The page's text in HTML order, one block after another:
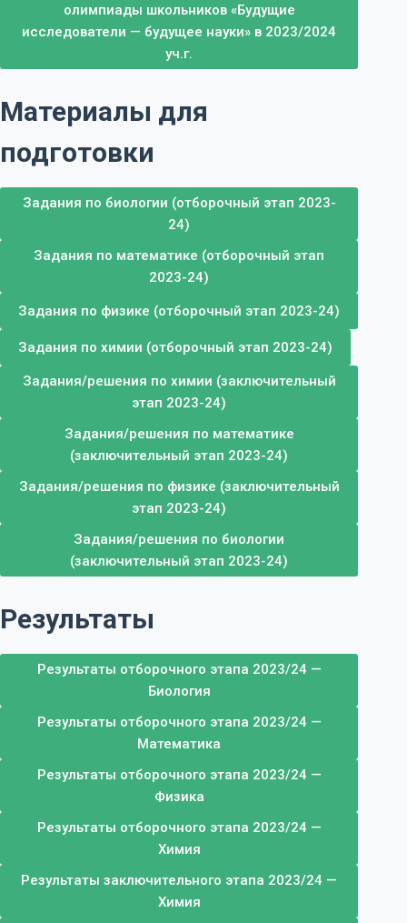
олимпиады школьников «Будущие
исследователи — будущее науки» в 2023/2024
уч.г.
Материалы для
подготовки
Задания по биологии (отборочный этап 2023-
24)
Задания по математике (отборочный этап
2023-24)
Задания по физике (отборочный этап 2023-24)
Задания по химии (отборочный этап 2023-24)
Задания/решения по химии (заключительный
этап 2023-24)
Задания/решения по математике
(заключительный этап 2023-24)
Задания/решения по физике (заключительный
этап 2023-24)
Задания/решения по биологии
(заключительный этап 2023-24)
Результаты
Результаты отборочного этапа 2023/24 —
Биология
Результаты отборочного этапа 2023/24 —
Математика
Результаты отборочного этапа 2023/24 —
Физика
Результаты отборочного этапа 2023/24 —
Химия
Результаты заключительного этапа 2023/24 —
Химия